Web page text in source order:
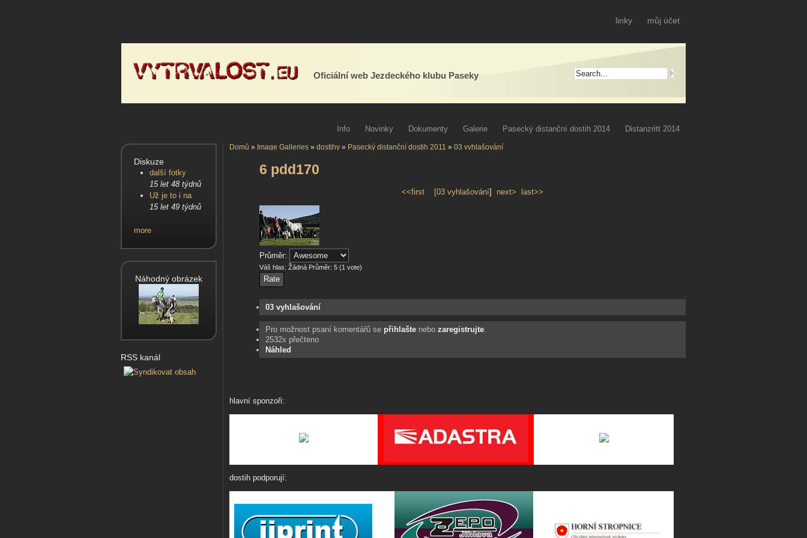
linky můj účet
Oficiální web Jezdeckého klubu Paseky
Info Novinky Dokumenty Galerie Pasecký distanční dostih 2014 Distanzritt 2014
Diskuze
další fotky
15 let 48 týdnů
Už je to i na
15 let 49 týdnů
more
Náhodný obrázek
RSS kanál
Domů » Image Galleries » dostihy » Pasecký distanční dostih 2011 » 03 vyhlašování
6 pdd170
<<first [03 vyhlašování] next> last>>
Průměr:
Váš hlas: Žádná Průměr: 5 (1 vote)
03 vyhlašování
Pro možnost psaní komentářů se přihlašte nebo zaregistrujte
2532x přečteno
Náhled
hlavní sponzoři:
dostih podporují: